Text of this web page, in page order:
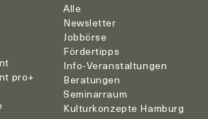
pro+
Alle
Newsletter
Jobbörse
Fördertipps
Info-Veranstaltungen
Beratungen
Seminarraum
Kulturkonzepte Hamburg